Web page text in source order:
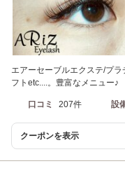
エアーセーブルエクステ/プ
フトetc....。豊富なメニュー♪
口コミ 207件 設
クーポンを表示